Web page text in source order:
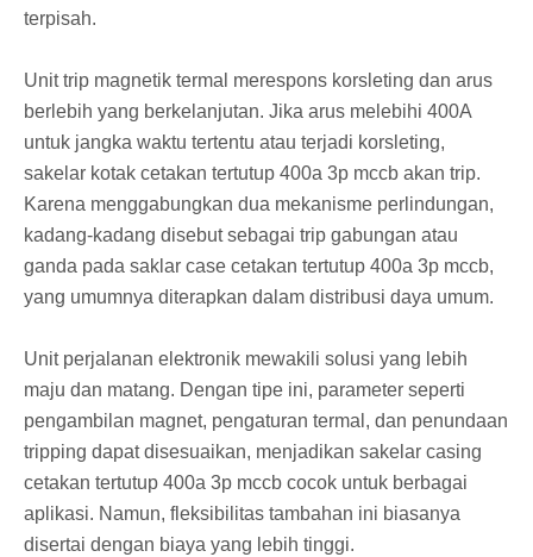
terpisah.
Unit trip magnetik termal merespons korsleting dan arus
berlebih yang berkelanjutan. Jika arus melebihi 400A
untuk jangka waktu tertentu atau terjadi korsleting,
sakelar kotak cetakan tertutup 400a 3p mccb akan trip.
Karena menggabungkan dua mekanisme perlindungan,
kadang-kadang disebut sebagai trip gabungan atau
ganda pada saklar case cetakan tertutup 400a 3p mccb,
yang umumnya diterapkan dalam distribusi daya umum.
Unit perjalanan elektronik mewakili solusi yang lebih
maju dan matang. Dengan tipe ini, parameter seperti
pengambilan magnet, pengaturan termal, dan penundaan
tripping dapat disesuaikan, menjadikan sakelar casing
cetakan tertutup 400a 3p mccb cocok untuk berbagai
aplikasi. Namun, fleksibilitas tambahan ini biasanya
disertai dengan biaya yang lebih tinggi.